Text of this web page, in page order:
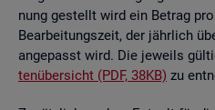
nung ge­stellt wird ein Be­trag
Be­ar­bei­tungs­zeit, der jähr­lich
an­ge­passt wird. Die je­weils
ten­über­sicht (PDF, 38KB) zu